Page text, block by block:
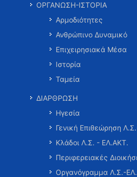
ΟΡΓΑΝΩΣΗ-ΙΣΤΟΡΙΑ
Αρμοδιότητες
Ανθρώπινο Δυναμικό
Επιχειρησιακά Μέσα
Ιστορία
Ταμεία
ΔΙΑΡΘΡΩΣΗ
Ηγεσία
Γενική Επιθεώρηση
Κλάδοι Λ.Σ. - ΕΛ.ΑΚΤ.
Περιφερειακές
Οργανόγραμμα Λ.Σ.-